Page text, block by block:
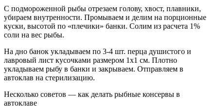
С подмороженной рыбы отрезаем голову, хвост, плавники,
убираем внутренности. Промываем и делим на порционные
куски, высотой по «плечики» банки. Солим из расчета 1%
соли на вес рыбы.
На дно банок укладываем по 3-4 шт. перца душистого и
лавровый лист кусочками размером 1х1 см. Плотно
укладываем рыбу в банки и закрываем. Отправляем в
автоклав на стерилизацию.
Несколько советов — как делать рыбные консервы в
автоклаве